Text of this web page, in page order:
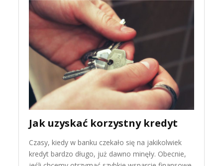
Jak uzyskać korzystny kredyt
Czasy, kiedy w banku czekało się na jakikolwiek
kredyt bardzo długo, już dawno minęły. Obecnie,